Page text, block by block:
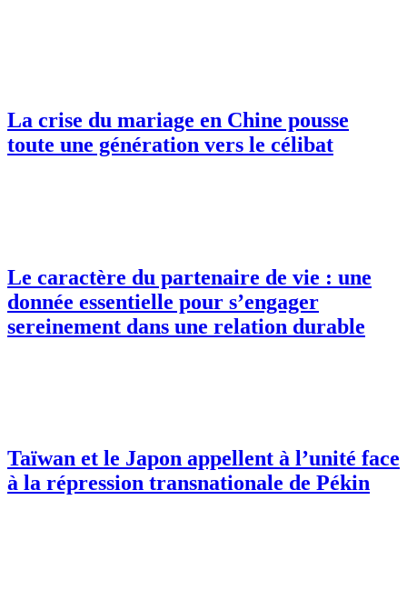
La crise du mariage en Chine pousse
toute une génération vers le célibat
Le caractère du partenaire de vie : une
donnée essentielle pour s’engager
sereinement dans une relation durable
Taïwan et le Japon appellent à l’unité face
à la répression transnationale de Pékin